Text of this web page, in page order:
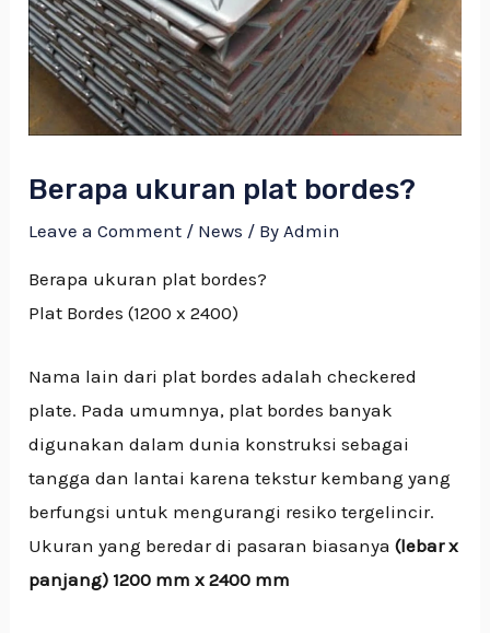
Berapa ukuran plat bordes?
Leave a Comment / News / By Admin
Berapa ukuran plat bordes?
Plat Bordes (1200 x 2400)
Nama lain dari plat bordes adalah checkered
plate. Pada umumnya, plat bordes banyak
digunakan dalam dunia konstruksi sebagai
tangga dan lantai karena tekstur kembang yang
berfungsi untuk mengurangi resiko tergelincir.
Ukuran yang beredar di pasaran biasanya(lebar x
panjang) 1200 mm x 2400 mm